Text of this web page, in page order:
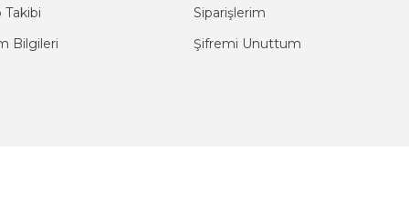
Takibi
Bilgileri
Siparişlerim
Şifremi Unuttum